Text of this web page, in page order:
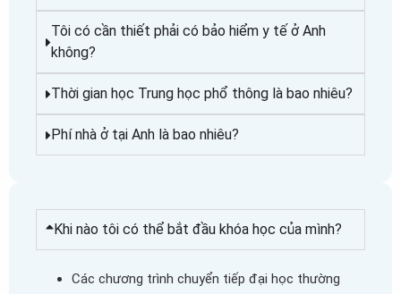
Tôi có cần thiết phải có bảo hiểm y tế ở Anh
không?
Thời gian học Trung học phổ thông là bao nhiêu?
Phí nhà ở tại Anh là bao nhiêu?
Khi nào tôi có thể bắt đầu khóa học của mình?
Các chương trình chuyển tiếp đại học thường